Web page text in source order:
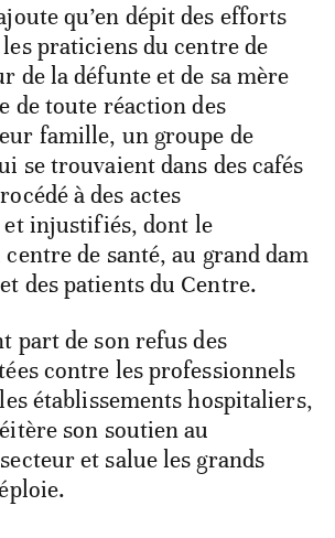
qu’en dépit des efforts
praticiens du centre de
de la défunte et de sa mère
de toute réaction des
famille, un groupe de
se trouvaient dans des cafés
à des actes
et injustifiés, dont le
centre de santé, au grand dam
des patients du Centre.
part de son refus des
contre les professionnels
établissements hospitaliers,
son soutien au
et salue les grands